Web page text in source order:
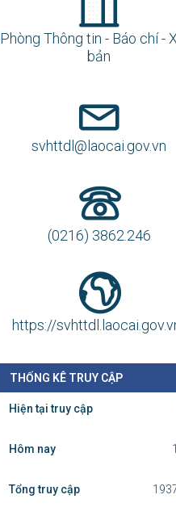
Phòng Thông tin - Báo chí -
bản
svhttdl@laocai.gov.vn
(0216) 3862.246
https://
THỐNG KÊ TRUY CẬP
Hiện tại truy cập
Hôm nay
Tổng truy cập